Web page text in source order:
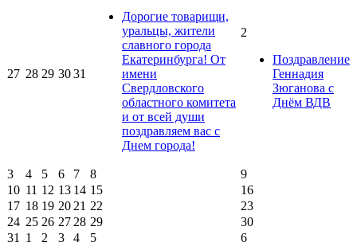
27 28 29 3031
Дорогие товарищи,
уральцы, жители
славного города
Екатеринбурга! От
имени
Свердловского
областного комитета
и от всей души
поздравляем вас с
Днем города!
2
Поздравление
Геннадия
Зюганова с
Днём ВДВ
3 4 5 6 7 8
9
10 11 12 13 14 15
16
17 18 19 20 21 22
23
24 25 26 27 28 29
30
31
1 2 3 4 5 6